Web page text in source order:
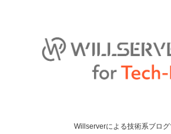
Willserverによる技術系ブログ